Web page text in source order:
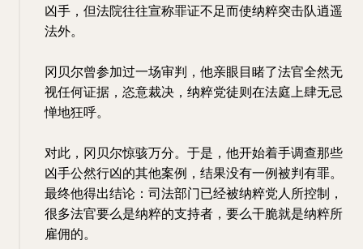
凶手，但法院往往宣称罪证不足而使纳粹突击队逍遥
法外。
冈贝尔曾参加过一场审判，他亲眼目睹了法官全然无
视任何证据，恣意裁决，纳粹党徒则在法庭上肆无忌
惮地狂呼。
对此，冈贝尔惊骇万分。于是，他开始着手调查那些
凶手公然行凶的其他案例，结果没有一例被判有罪。
最终他得出结论：司法部门已经被纳粹党人所控制，
很多法官要么是纳粹的支持者，要么干脆就是纳粹所
雇佣的。